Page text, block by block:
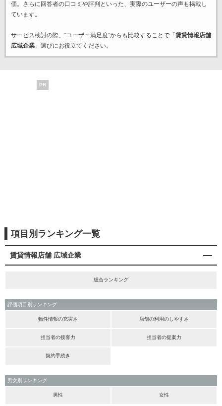
価。さらに回答者の口コミや評判といった、実際のユーザーの声も掲載し
ています。
サービス検討の際、“ユーザー満足度”からも比較することで「 賃貸情報店舗
広域企業」選びにお役立てください。
PR
項目別ランキング一覧
賃貸情報店舗 広域企業
総合ランキング
評価項目別ランキング
物件情報の充実さ 店舗の利用のしやすさ
担当者の接客力 担当者の提案力
契約手続き
男女別ランキング
男性 女性